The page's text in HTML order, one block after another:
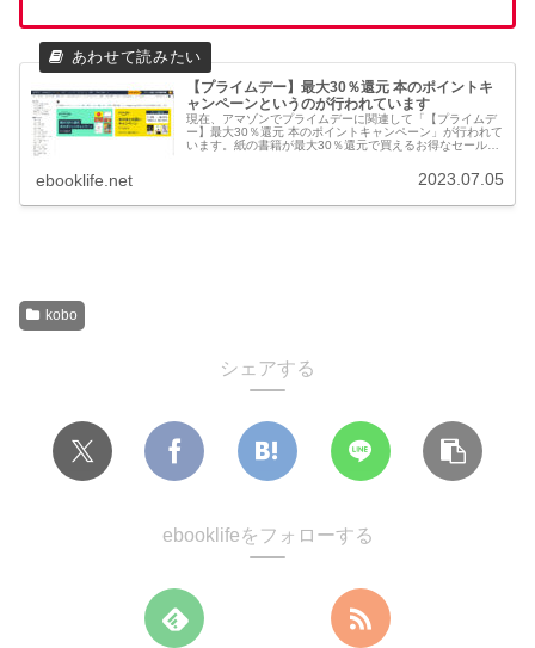
【プライムデー】最大30％還元 本のポイントキ
ャンペーンというのが行われています
現在、アマゾンでプライムデーに関連して「【プライムデ
ー】最大30％還元 本のポイントキャンペーン」が行われて
います。紙の書籍が最大30％還元で買えるお得なセールで
ebooklife.net 2023.07.05
kobo
シェアする
ebooklifeをフォローする